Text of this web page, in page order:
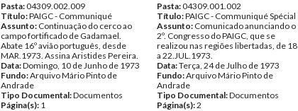
Pasta:04309.002.009
Título:PAIGC - Communiqué
Assunto: Continuação do cerco ao
campo fortificado de Gadamael.
Abate 16º avião português, desde
MAR.1973. Assina Aristides Pereira.
Data:Domingo, 10 de Junho de 1973
Fundo:Arquivo Mário Pinto de
Andrade
Tipo Documental:Documentos
Página(s): 1
Pasta:04309.001.002
Título:PAIGC - Communiqué Spécial
Assunto: Comunicado anunciando o
2º. Congresso do PAIGC, que se
realizou nas regiões libertadas, de 18
a 22.JUL.1973.
Data:Terça, 24 de Julho de 1973
Fundo:Arquivo Mário Pinto de
Andrade
Tipo Documental:Documentos
Página(s):2